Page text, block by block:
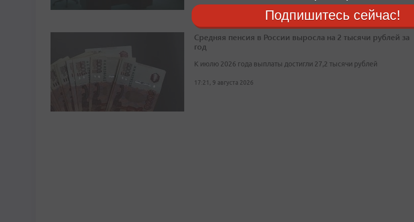
Средняя пенсия в России выросла на 2 тысячи рублей за
год
К июлю 2026 года выплаты достигли 27,2 тысячи рублей
17:21, 9 августа 2026
Подпишитесь сейчас!